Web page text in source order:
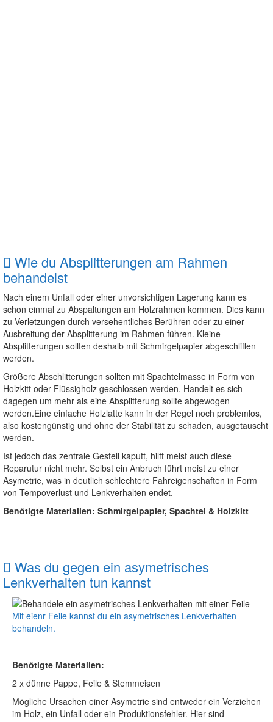
Wie du Absplitterungen am Rahmen
behandelst
Nach einem Unfall oder einer unvorsichtigen Lagerung kann es
schon einmal zu Abspaltungen am Holzrahmen kommen. Dies kann
zu Verletzungen durch versehentliches Berühren oder zu einer
Ausbreitung der Absplitterung im Rahmen führen. Kleine
Absplitterungen sollten deshalb mit Schmirgelpapier abgeschliffen
werden.
Größere Abschlitterungen sollten mit Spachtelmasse in Form von
Holzkitt oder Flüssigholz geschlossen werden. Handelt es sich
dagegen um mehr als eine Absplitterung sollte abgewogen
werden.Eine einfache Holzlatte kann in der Regel noch problemlos,
also kostengünstig und ohne der Stabilität zu schaden, ausgetauscht
werden.
Ist jedoch das zentrale Gestell kaputt, hilft meist auch diese
Reparutur nicht mehr. Selbst ein Anbruch führt meist zu einer
Asymetrie, was in deutlich schlechtere Fahreigenschaften in Form
von Tempoverlust und Lenkverhalten endet.
Benötigte Materialien: Schmirgelpapier, Spachtel & Holzkitt
Was du gegen ein asymetrisches
Lenkverhalten tun kannst
Mit eienr Feile kannst du ein asymetrisches Lenkverhalten
behandeln.
Benötigte Materialien:
2 x dünne Pappe, Feile & Stemmeisen
Mögliche Ursachen einer Asymetrie sind entweder ein Verziehen
im Holz, ein Unfall oder ein Produktionsfehler. Hier sind